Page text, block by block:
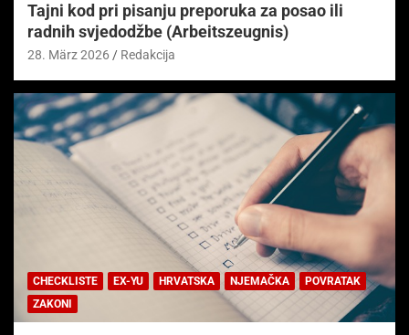
Tajni kod pri pisanju preporuka za posao ili
radnih svjedodžbe (Arbeitszeugnis)
28. März 2026 Redakcija
CHECKLISTE EX-YU HRVATSKA NJEMAČKA
POVRATAK
ZAKONI